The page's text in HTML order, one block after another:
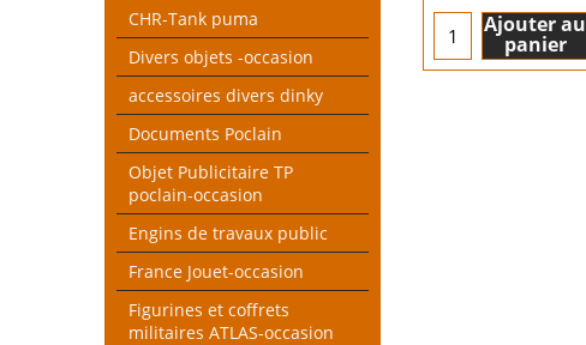
CHR-Tank puma
Divers objets -occasion
accessoires divers dinky
Documents Poclain
Objet Publicitaire TP
poclain-occasion
Engins de travaux public
France Jouet-occasion
Figurines et coffrets
militaires ATLAS-occasion
Ajouter au
panier